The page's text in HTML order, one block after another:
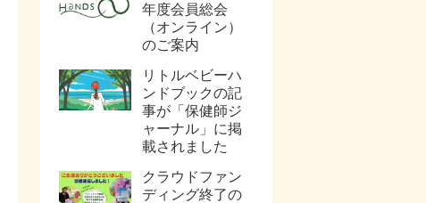
年度会員総会
（オンライン）
のご案内
リトルベビーハ
ンドブックの記
事が「保健師ジ
ャーナル」に掲
載されました
クラウドファン
ディング終了の